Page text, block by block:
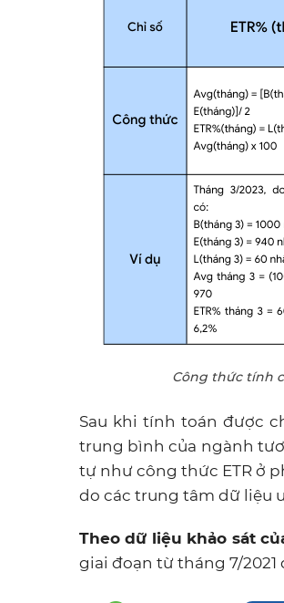
Công thức tính
Sau khi tính toán được
trung bình của ngành
tự như công thức ETR ở
do các trung tâm dữ liệu
Theo dữ liệu khảo sát
giai đoạn từ tháng 7/2021